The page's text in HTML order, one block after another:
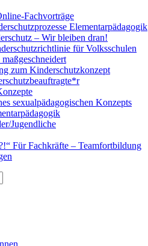
Fachvorträge
Elementarpädagogik
– Wir bleiben dran!
für Volksschulen
zum Kinderschutzkonzept
sexualpädagogischen Konzepts
Jugendliche
Für Fachkräfte – Teamfortbildung